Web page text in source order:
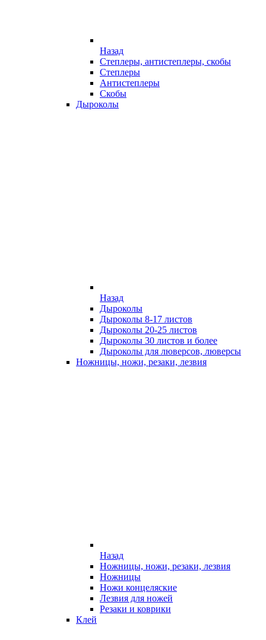
Назад
Степлеры, антистеплеры, скобы
Степлеры
Антистеплеры
Скобы
Дыроколы
Назад
Дыроколы
Дыроколы 8-17 листов
Дыроколы 20-25 листов
Дыроколы 30 листов и более
Дыроколы для люверсов, люверсы
Ножницы, ножи, резаки, лезвия
Назад
Ножницы, ножи, резаки, лезвия
Ножницы
Ножи концеляские
Лезвия для ножей
Резаки и коврики
Клей